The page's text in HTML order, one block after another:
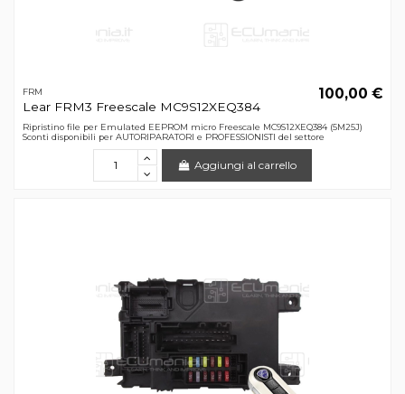
FRM
Lear FRM3 Freescale MC9S12XEQ384
100,00 €
Ripristino file per Emulated EEPROM micro Freescale MC9S12XEQ384 (5M25J)
Sconti disponibili per AUTORIPARATORI e PROFESSIONISTI del settore
Aggiungi al carrello